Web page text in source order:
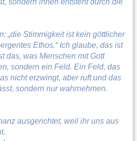
„die Stimmigkeit ist kein göttlicher
Ethos.“ Ich glaube, das ist
das, was Menschen mit Gott
sondern ein Feld. Ein Feld, das
nicht erzwingt, aber ruft und das
sondern nur wahrnehmen.
ausgerichtet, weil ihr uns aus